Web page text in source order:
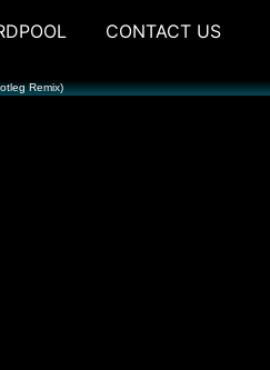
CONTACT US
Remix)